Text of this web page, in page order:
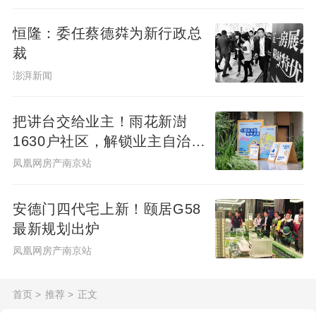
恒隆：委任蔡德粦为新行政总
裁
澎湃新闻
把讲台交给业主！雨花新澍
1630户社区，解锁业主自治社
群新样本
凤凰网房产南京站
安德门四代宅上新！颐居G58
最新规划出炉
凤凰网房产南京站
首页 > 推荐 > 正文